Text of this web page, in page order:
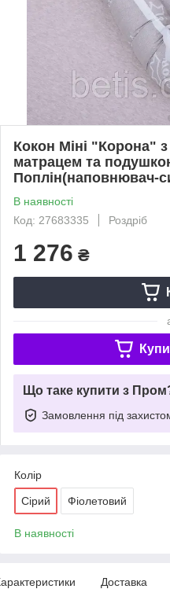
Кокон Міні "Корона"
матрацем та
Поплін(наповнювач-
В наявності
Код: 27683335
Роздріб
1 276 ₴
Що таке купити з
Замовлення під
Колір
Сірий Фіолетовий
В наявності
Доставка